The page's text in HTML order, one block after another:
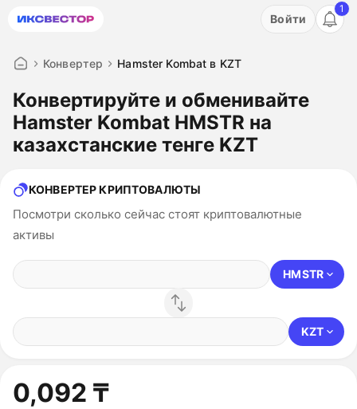
Акция: бесплатный пробный период на 3 дня!
Войти
1
Конвертер Hamster Kombat в KZT
Конвертируйте и обменивайте
Hamster Kombat HMSTR на
казахстанские тенге KZT
КОНВЕРТЕР КРИПТОВАЛЮТЫ
Посмотри сколько сейчас стоят криптовалютные
активы
HMSTR
KZT
0,092 ₸